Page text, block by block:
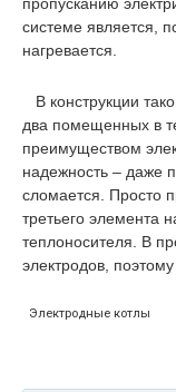
системе является,
нагревается.
В конструкции
два помещенных в
преимуществом
надежность – даже
сломается. Просто
третьего элемента
теплоносителя. В
электродов,
Электродные котлы